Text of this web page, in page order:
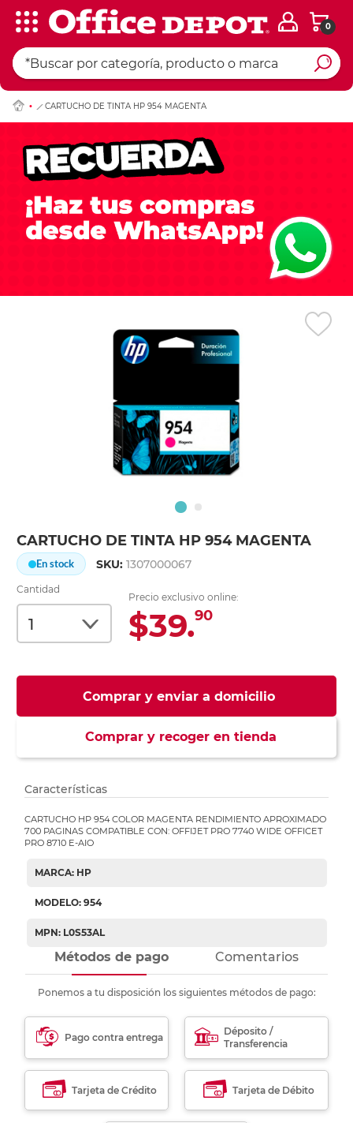
0
CARTUCHO DE TINTA HP 954 MAGENTA
CARTUCHO DE TINTA HP 954 MAGENTA
En stock SKU:1307000067
Cantidad
Precio exclusivo online:
$39.90
Comprar y enviar a domicilio
Comprar y recoger en tienda
Ingresar Codigo
Características
CARTUCHO HP 954 COLOR MAGENTA RENDIMIENTO APROXIMADO
700 PAGINAS COMPATIBLE CON: OFFIJET PRO 7740 WIDE OFFICET
PRO 8710 E-AIO
MARCA: HP
MODELO: 954
MPN: L0S53AL
Métodos de pago Comentarios
Ponemos a tu disposición los siguientes métodos de pago:
Pago contra entrega
Déposito /
Transferencia
Tarjeta de Crédito Tarjeta de Débito